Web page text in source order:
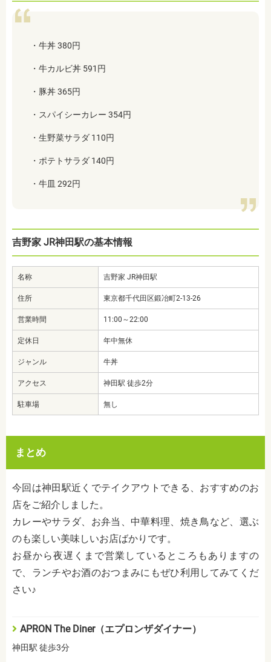
・牛丼 380円
・牛カルビ丼 591円
・豚丼 365円
・スパイシーカレー 354円
・生野菜サラダ 110円
・ポテトサラダ 140円
・牛皿 292円
吉野家 JR神田駅の基本情報
名称 吉野家 JR神田駅
住所 東京都千代田区鍛冶町2-13-26
営業時間 11:00～22:00
定休日 年中無休
ジャンル 牛丼
アクセス 神田駅 徒歩2分
駐車場 無し
まとめ
今回は神田駅近くでテイクアウトできる、おすすめのお
店をご紹介しました。
カレーやサラダ、お弁当、中華料理、焼き鳥など、選ぶ
のも楽しい美味しいお店ばかりです。
お昼から夜遅くまで営業しているところもありますの
で、ランチやお酒のおつまみにもぜひ利用してみてくだ
さい♪
APRON The Diner（エプロンザダイナー）
神田駅 徒歩3分